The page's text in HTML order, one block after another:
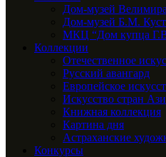
Дом-музей
Дом-музей Б.М.
МКЦ “Дом купца
Коллекции
Отечественное
Русский авангард
Европейское
Искусство стран
Книжная коллекция
Картина дня
Астраханские
Конкурсы